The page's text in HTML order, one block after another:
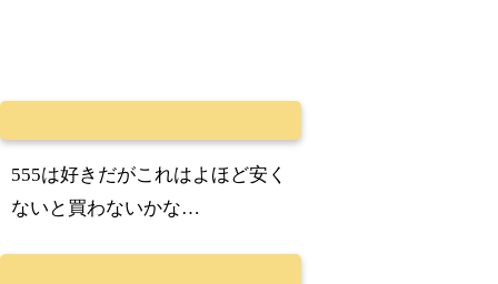
555は好きだがこれはよほど安く
ないと買わないかな…